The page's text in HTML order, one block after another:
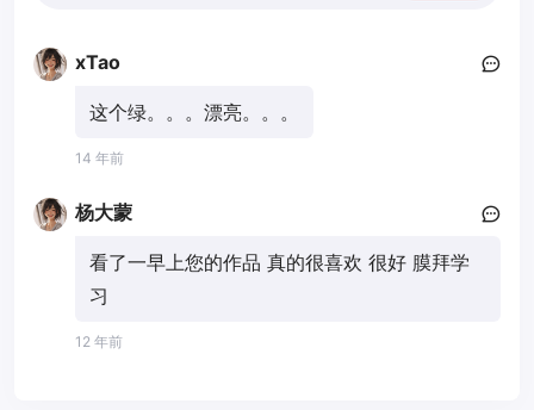
xTao
这个绿。。。漂亮。。。
14 年前
杨大蒙
看了一早上您的作品 真的很喜欢 很好 膜拜学
习
12 年前